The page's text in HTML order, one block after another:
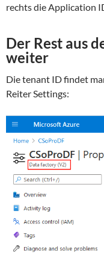
rechts die Application
Der Rest aus
weiter
Die tenant ID findet
Reiter Settings: